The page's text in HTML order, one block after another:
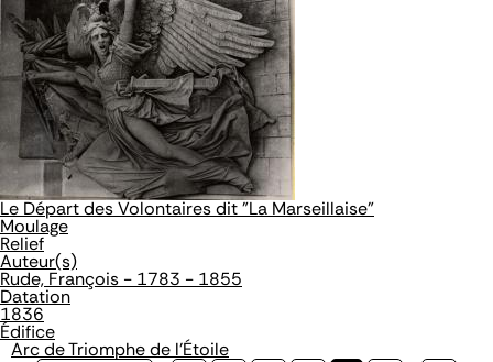
Le Départ des Volontaires dit "La Marseillaise"
Moulage
Relief
Auteur(s)
Rude, François - 1783 - 1855
Datation
1836
Édifice
Arc de Triomphe de l'Étoile